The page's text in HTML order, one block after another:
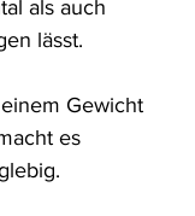
als auch
lässt.
Gewicht
es